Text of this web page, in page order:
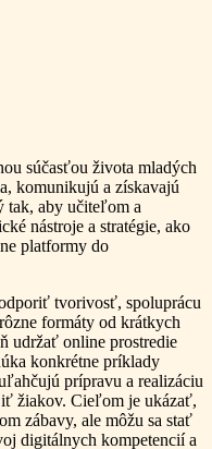
súčasťou života mladých
komunikujú a získavajú
tak, aby učiteľom a
nástroje a stratégie, ako
platformy do
tvorivosť, spoluprácu
formáty od krátkych
udržať online prostredie
konkrétne príklady
prípravu a realizáciu
žiakov. Cieľom je ukázať,
zábavy, ale môžu sa stať
digitálnych kompetencií a